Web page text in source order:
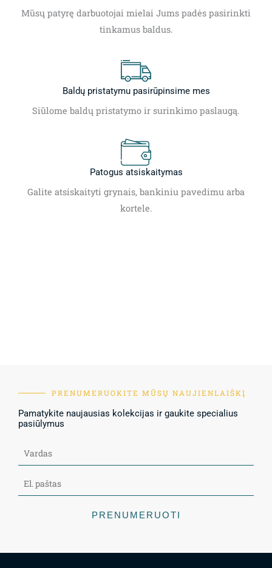
Mūsų patyrę darbuotojai mielai Jums padės pasirinkti
tinkamus baldus.
Baldų pristatymu pasirūpinsime mes
Siūlome baldų pristatymo ir surinkimo paslaugą.
Patogus atsiskaitymas
Galite atsiskaityti grynais, bankiniu pavedimu arba
kortele.
PRENUMERUOKITE MŪSŲ NAUJIENLAIŠKĮ
Pamatykite naujausias kolekcijas ir gaukite specialius
pasiūlymus
PRENUMERUOTI